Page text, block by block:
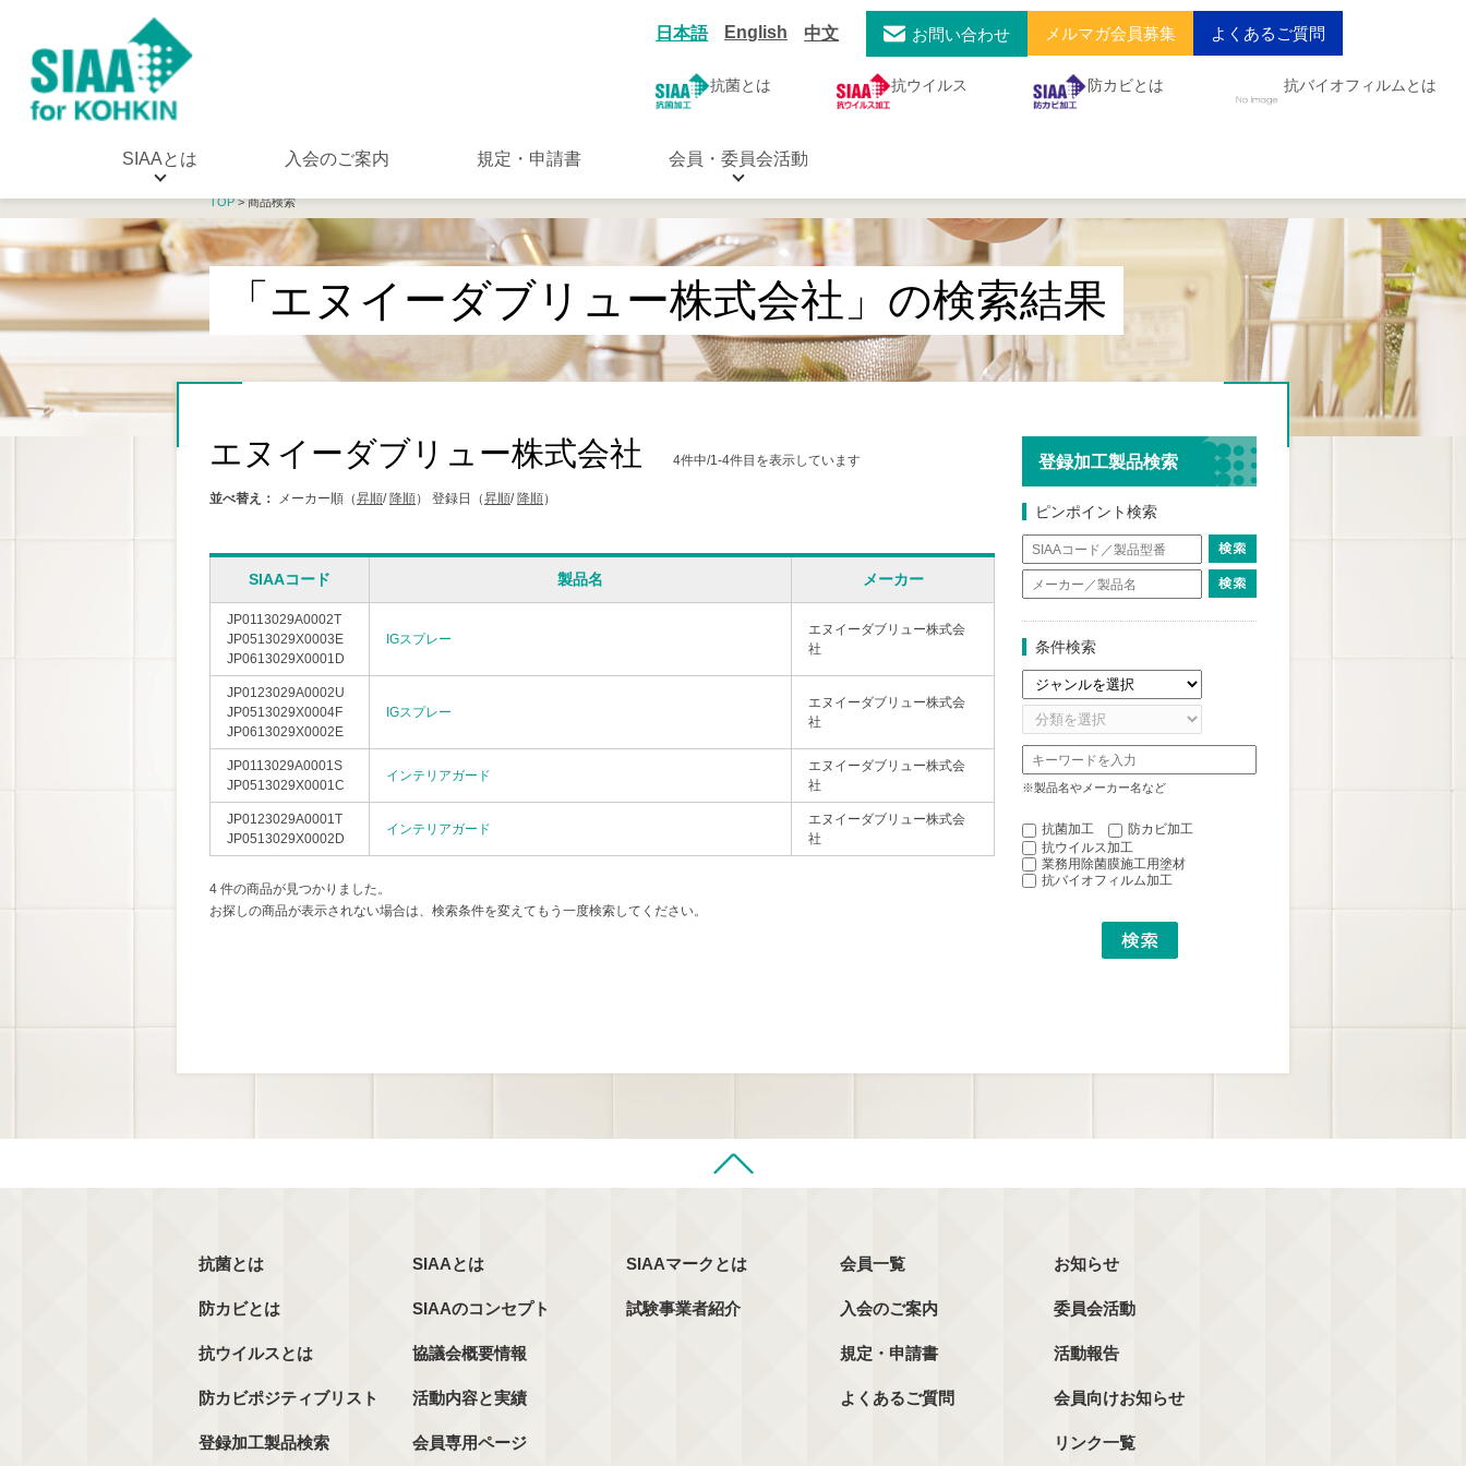
日本語 English 中文 お問い合わせ メルマガ会員募集 よくあるご質問
抗菌とは 抗ウイルス 防カビとは 抗バイオフィルムとは
SIAAとは 入会のご案内 規定・申請書 会員・委員会活動
TOP> 商品検索
「エヌイーダブリュー株式会社」の検索結果
エヌイーダブリュー株式会社 4件中/1-4件目を表示しています
並べ替え： メーカー順（昇順/ 降順） 登録日（昇順/ 降順）
SIAAコード 製品名 メーカー
JP0113029A0002T
JP0513029X0003E
JP0613029X0001D
IGスプレー
エヌイーダブリュー株式会
社
JP0123029A0002U
JP0513029X0004F
JP0613029X0002E
IGスプレー
エヌイーダブリュー株式会
社
JP0113029A0001S
JP0513029X0001C
インテリアガード
エヌイーダブリュー株式会
社
JP0123029A0001T
JP0513029X0002D
インテリアガード
エヌイーダブリュー株式会
社
4 件の商品が見つかりました。
お探しの商品が表示されない場合は、検索条件を変えてもう一度検索してください。
登録加工製品検索
ピンポイント検索
条件検索
※製品名やメーカー名など
抗菌加工
防カビ加工
抗ウイルス加工
業務用除菌膜施工用塗材
抗バイオフィルム加工
抗菌とは
防カビとは
抗ウイルスとは
防カビポジティブリスト
登録加工製品検索
SIAAとは
SIAAのコンセプト
協議会概要情報
活動内容と実績
会員専用ページ
SIAAマークとは
試験事業者紹介
会員一覧
入会のご案内
規定・申請書
よくあるご質問
お知らせ
委員会活動
活動報告
会員向けお知らせ
リンク一覧